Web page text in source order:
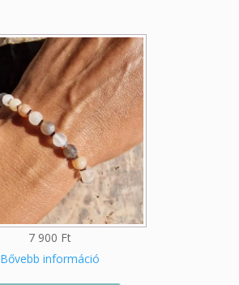
7 900 Ft
Bővebb információ